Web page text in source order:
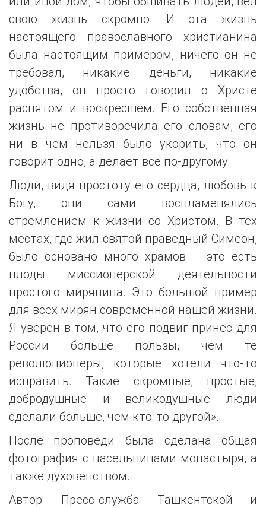
свою жизнь скромно. И эта жизнь
настоящего православного христианина
была настоящим примером, ничего он не
требовал, никакие деньги, никакие
удобства, он просто говорил о Христе
распятом и воскресшем. Его собственная
жизнь не противоречила его словам, его
ни в чем нельзя было укорить, что он
говорит одно, а делает все по-другому.
Люди, видя простоту его сердца, любовь к
Богу, они сами воспламенялись
стремлением к жизни со Христом. В тех
местах, где жил святой праведный Симеон,
было основано много храмов – это есть
плоды миссионерской деятельности
простого мирянина. Это большой пример
для всех мирян современной нашей жизни.
Я уверен в том, что его подвиг принес для
России больше пользы, чем те
революционеры, которые хотели что-то
исправить. Такие скромные, простые,
добродушные и великодушные люди
сделали больше, чем кто-то другой».
После проповеди была сделана общая
фотография с насельницами монастыря, а
также духовенством.
Автор: Пресс-служба Ташкентской и